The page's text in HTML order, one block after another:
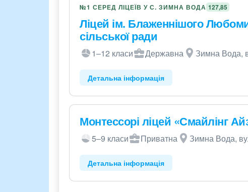
№1 СЕРЕД ЛІЦЕЇВ У С. ЗИМНА ВОДА 127,85
Ліцей ім. Блаженнішого
сільської ради
1–12 класи Державна Зимна Вода,
Детальна інформація
Монтессорі ліцей «Смайлінг
5–9 класи Приватна Зимна Вода,
Детальна інформація